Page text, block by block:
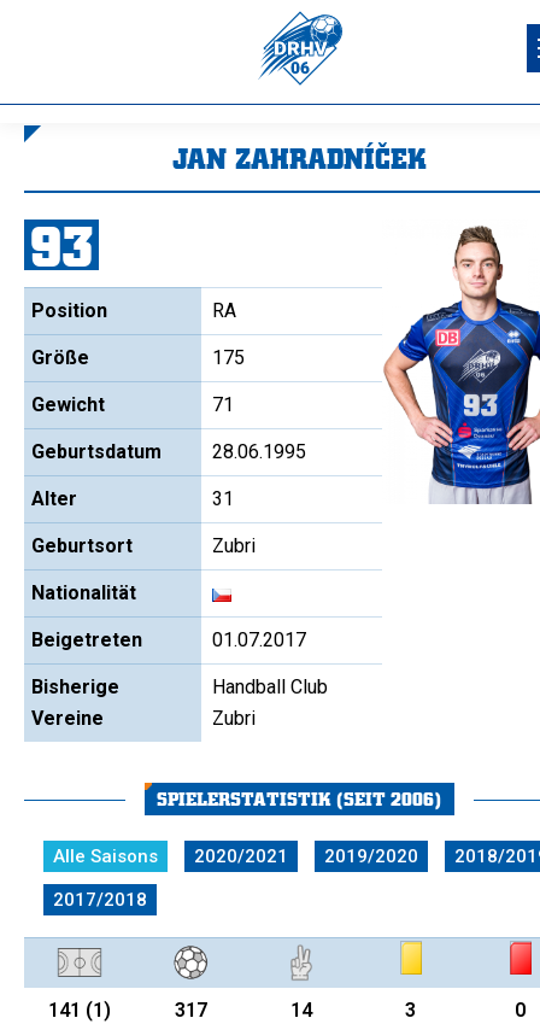
JAN ZAHRADNÍČEK
93
Position RA
Größe 175
Gewicht 71
Geburtsdatum 28.06.1995
Alter 31
Geburtsort Zubri
Nationalität
Beigetreten 01.07.2017
Bisherige
Vereine
Handball Club
Zubri
SPIELERSTATISTIK (SEIT 2006)
Alle Saisons 2020/2021 2019/2020
2018/
2017/2018
141 (1) 317 14 3 0